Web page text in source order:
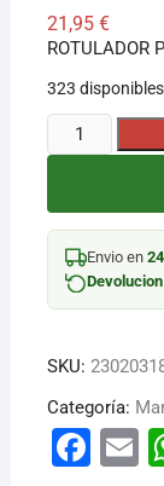
21,95 €
ROTULADOR
323 disponibles
ROTULADOR
PERM.
P/REDON.N
cantidad
Envio en
Devolucion
SKU:
Categoría:
F E
¡Hola! Soy el
Cuéntame
aunque no